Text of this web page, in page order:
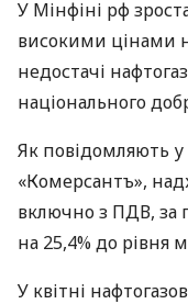
У Мінфіні рф
високими цінами
недостачі
національного
Як повідомляють
«Комерсантъ»,
включно з ПДВ, за
на 25,4% до рівня
У квітні